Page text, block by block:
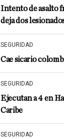
Intento de asalto
deja dos
SEGURIDAD
Cae sicario
SEGURIDAD
Ejecutan a 4 en
Caribe
SEGURIDAD